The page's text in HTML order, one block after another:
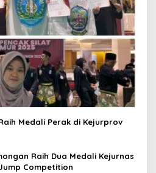
Medali Perak di Kejurprov
Raih Dua Medali Kejurnas
Competition